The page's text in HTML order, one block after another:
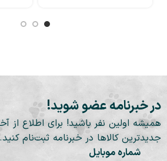
در خبرنامه عضو شوید!
همیشه اولین نفر باشید! برای اطلاع از
جدیدترین کالاها در خبرنامه ثبت‌نام کنید.
شماره موبایل